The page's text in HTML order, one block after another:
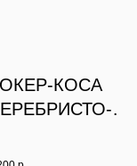
КОСА